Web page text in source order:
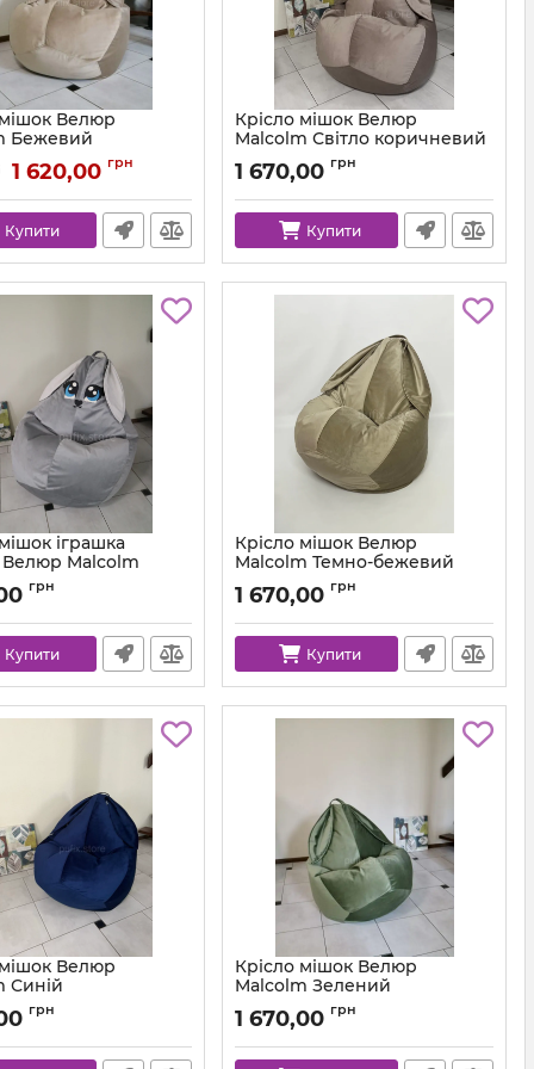
Велюр
Бежевий
malcolm-18-l
1 620,00 грн
Купити
Крісло мішок Велюр
Malcolm Світло коричневий
Артикул: km-malcolm-22-l
1 670,00 грн
Купити
іграшка
Malcolm
Сірий
грн
Купити
Крісло мішок Велюр
Malcolm Темно-бежевий
Артикул: km-malcolm-59-l
1 670,00 грн
Купити
Велюр
Синій
malcolm-31-l
грн
Крісло мішок Велюр
Malcolm Зелений
Артикул: km-malcolm-25-l
1 670,00 грн